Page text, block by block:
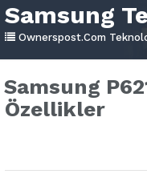
Samsung
Ownerspost.Com
Samsung
Özellikler